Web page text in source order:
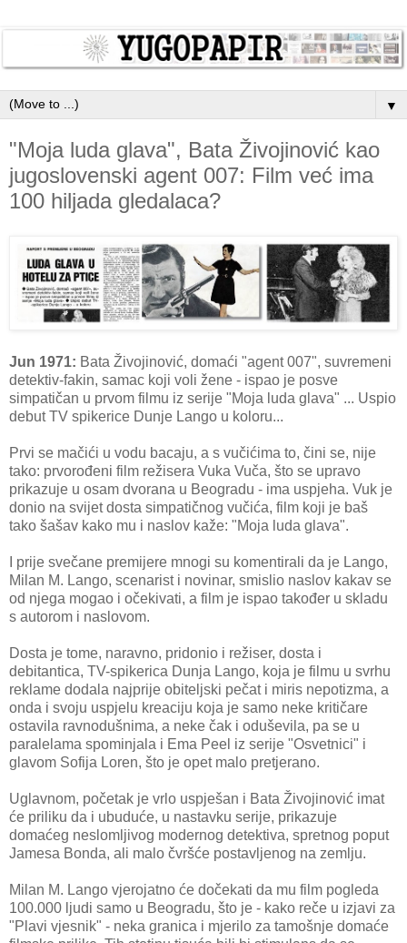
▼
"Moja luda glava", Bata Živojinović kao
jugoslovenski agent 007: Film već ima
100 hiljada gledalaca?
Jun 1971: Bata Živojinović, domaći "agent 007", suvremeni
detektiv-fakin, samac koji voli žene - ispao je posve
simpatičan u prvom filmu iz serije "Moja luda glava" ... Uspio
debut TV spikerice Dunje Lango u koloru...
Prvi se mačići u vodu bacaju, a s vučićima to, čini se, nije
tako: prvorođeni film režisera Vuka Vuča, što se upravo
prikazuje u osam dvorana u Beogradu - ima uspjeha. Vuk je
donio na svijet dosta simpatičnog vučića, film koji je baš
tako šašav kako mu i naslov kaže: "Moja luda glava".
I prije svečane premijere mnogi su komentirali da je Lango,
Milan M. Lango, scenarist i novinar, smislio naslov kakav se
od njega mogao i očekivati, a film je ispao također u skladu
s autorom i naslovom.
Dosta je tome, naravno, pridonio i režiser, dosta i
debitantica, TV-spikerica Dunja Lango, koja je filmu u svrhu
reklame dodala najprije obiteljski pečat i miris nepotizma, a
onda i svoju uspjelu kreaciju koja je samo neke kritičare
ostavila ravnodušnima, a neke čak i oduševila, pa se u
paralelama spominjala i Ema Peel iz serije "Osvetnici" i
glavom Sofija Loren, što je opet malo pretjerano.
Uglavnom, početak je vrlo uspješan i Bata Živojinović imat
će priliku da i ubuduće, u nastavku serije, prikazuje
domaćeg neslomljivog modernog detektiva, spretnog poput
Jamesa Bonda, ali malo čvršće postavljenog na zemlju.
Milan M. Lango vjerojatno će dočekati da mu film pogleda
100.000 ljudi samo u Beogradu, što je - kako reče u izjavi za
"Plavi vjesnik" - neka granica i mjerilo za tamošnje domaće